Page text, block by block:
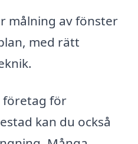
målning av fönster
med rätt
företag för
kan du också